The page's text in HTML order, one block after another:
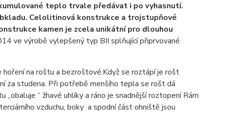
teplo trvale předávat i po vyhasnutí.
Celolitinová konstrukce a trojstupňové
kamen je zcela unikátní pro dlouhou
ve výrobě vylepšený typ BII splňující připrvované
hoření na roštu a bezroštové.Když se roztápí je rošt
za studena. Při potřebě menšího tepla se rošt dá
“ žhavé uhlíky a ráno je snadnější roztopení Rám
vzduchu, boky a spodní část ohniště jsou